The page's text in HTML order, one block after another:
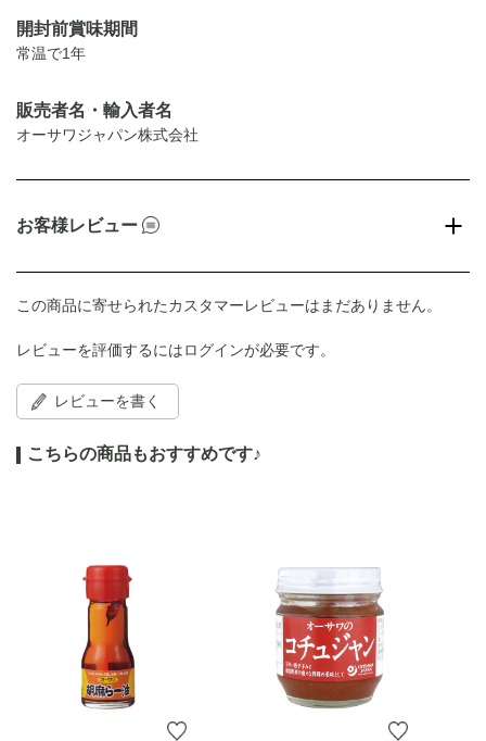
開封前賞味期間
常温で1年
販売者名・輸入者名
オーサワジャパン株式会社
お客様レビュー
この商品に寄せられたカスタマーレビューはまだありません。
レビューを評価するにはログインが必要です。
レビューを書く
こちらの商品もおすすめです♪